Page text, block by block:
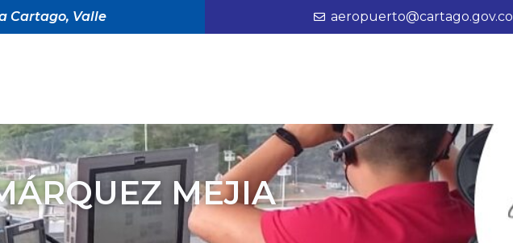
Cartago, Valle aeropuerto@cartago.gov.co
MEJIA